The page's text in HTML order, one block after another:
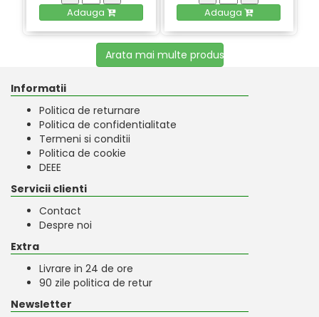
Adauga Adauga
Arata mai multe produse
Informatii
Politica de returnare
Politica de confidentialitate
Termeni si conditii
Politica de cookie
DEEE
Servicii clienti
Contact
Despre noi
Extra
Livrare in 24 de ore
90 zile politica de retur
Newsletter